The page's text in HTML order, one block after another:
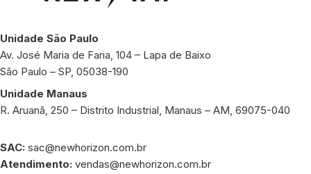
Unidade São Paulo
Av. José Maria de Faria, 104 – Lapa de Baixo
São Paulo – SP, 05038-190
Unidade Manaus
R. Aruanã, 250 – Distrito Industrial, Manaus – AM, 69075-040
SAC: sac@newhorizon.com.br
Atendimento: vendas@newhorizon.com.br